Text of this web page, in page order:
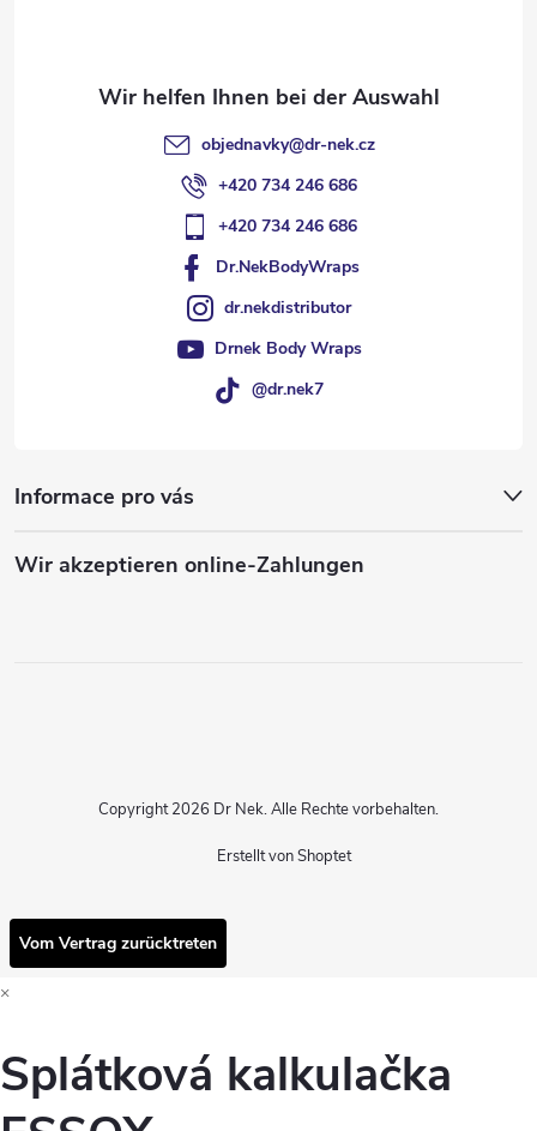
objednavky@dr-nek.cz
+420 734 246 686
+420 734 246 686
Dr.NekBodyWraps
dr.nekdistributor
Drnek Body Wraps
@dr.nek7
Informace pro vás
Wir akzeptieren online-Zahlungen
Erstellt von Shoptet
Copyright 2026 Dr Nek. Alle Rechte vorbehalten.
Vom Vertrag zurücktreten
×
Splátková kalkulačka